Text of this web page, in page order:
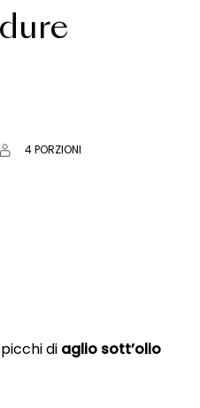
4 PORZIONI
di aglio sott’olio